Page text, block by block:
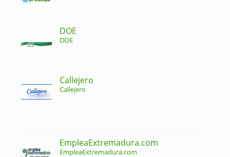
DOE
DOE
Callejero
Callejero
EmpleaExtremadura.com
EmpleaExtremadura.com